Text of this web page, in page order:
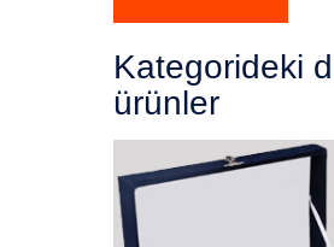
Kategorideki
ürünler